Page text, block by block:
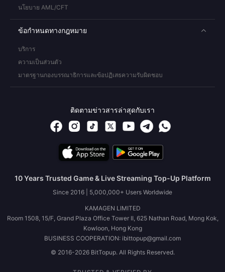
นโยบาย AML/CFT
ข้อกำหนดทางกฎหมาย
บริการ
ความเป็นส่วนตัว
มาตรฐานกองบรรณาธิการและข้อปฏิเสธความรับผิดชอบ
ติดตามข่าวสารล่าสุดกับเรา
10 Years Trusted Game & Live Streaming Top-Up Platform
Since 2016 | 5,000,000+ Users Worldwide
KAMAGEN LIMITED
Room 1508, 15/F, Grand Plaza Office Tower II, 625 Nathan Road, Mong Kok,
Kowloon, Hong Kong
BUSINESS COOPERATION: ibittopup@gmail.com
© 2016-2026 BitTopup. All Rights Reserved.